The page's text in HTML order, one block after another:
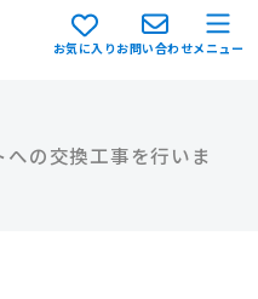
お気に入りお問い合わせメニュー
の交換工事を行いま